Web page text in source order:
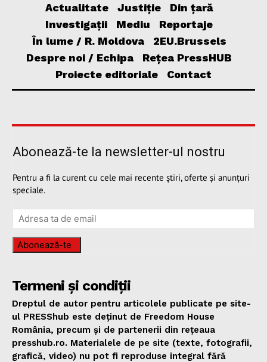
Actualitate Justiție
Din țară
Investigații
Mediu
Reportaje
În lume / R. Moldova
2EU.Brussels
Despre noi / Echipa
Rețea PressHUB
Proiecte editoriale
Contact
Abonează-te la newsletter-ul nostru
Pentru a fi la curent cu cele mai recente știri, oferte și anunțuri
speciale.
Abonează-te
Termeni și condiții
Dreptul de autor pentru articolele publicate pe site-
ul PRESShub este deținut de Freedom House
România, precum și de partenerii din rețeaua
presshub.ro. Materialele de pe site (texte, fotografii,
grafică, video) nu pot fi reproduse integral fără